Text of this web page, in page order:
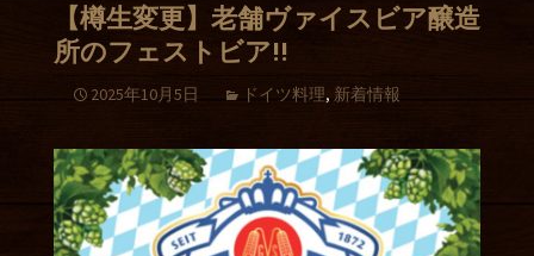
【樽生変更】老舗ヴァイスビア醸造
所のフェストビア!!
2025年10月5日 ドイツ料理, 新着情報